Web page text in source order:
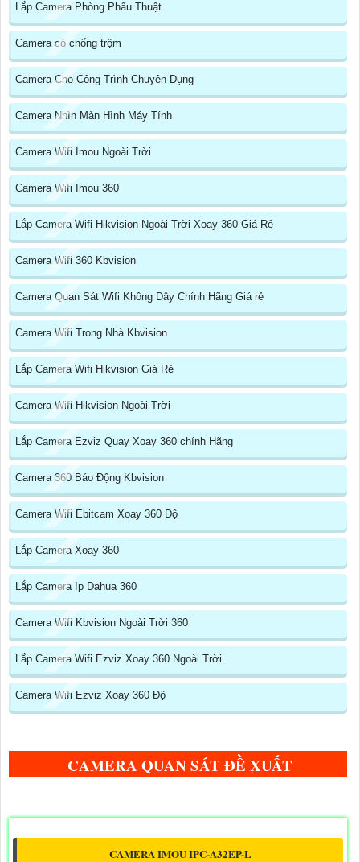
Lắp Camera Phòng Phẩu Thuật
Camera có chống trộm
Camera Cho Công Trình Chuyên Dụng
Camera Nhìn Màn Hình Máy Tính
Camera Wifi Imou Ngoài Trời
Camera Wifi Imou 360
Lắp Camera Wifi Hikvision Ngoài Trời Xoay 360 Giá Rẻ
Camera Wifi 360 Kbvision
Camera Quan Sát Wifi Không Dây Chính Hãng Giá rẻ
Camera Wifi Trong Nhà Kbvision
Lắp Camera Wifi Hikvision Giá Rẻ
Camera Wifi Hikvision Ngoài Trời
Lắp Camera Ezviz Quay Xoay 360 chính Hãng
Camera 360 Báo Động Kbvision
Camera Wifi Ebitcam Xoay 360 Độ
Lắp Camera Xoay 360
Lắp Camera Ip Dahua 360
Camera Wifi Kbvision Ngoài Trời 360
Lắp Camera Wifi Ezviz Xoay 360 Ngoài Trời
Camera Wifi Ezviz Xoay 360 Độ
CAMERA QUAN SÁT ĐỀ XUẤT
CAMERA IMOU IPC-A32EP-L